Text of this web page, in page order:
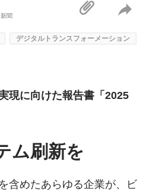
聞
デジタルトランスフォーメーション
現に向けた報告書「2025
ム刷新を
含めたあらゆる企業が、ビ